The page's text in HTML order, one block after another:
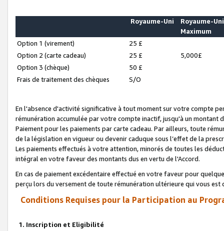
Royaume-Uni
Royaume-Uni
Maximum
Option 1 (virement)
25 £
Option 2 (carte cadeau)
25 £
5,000£
Option 3 (chèque)
50 £
Frais de traitement des chèques
S/O
En l'absence d'activité significative à tout moment sur votre compte
rémunération accumulée par votre compte inactif, jusqu'à un montant
Paiement pour les paiements par carte cadeau. Par ailleurs, toute
de la législation en vigueur ou devenir caduque sous l’effet de la
Les paiements effectués à votre attention, minorés de toutes les
intégral en votre faveur des montants dus en vertu de l'Accord.
En cas de paiement excédentaire effectué en votre faveur pour
perçu lors du versement de toute rémunération ultérieure qui vous est
Conditions Requises pour la Participation au
1. Inscription et Eligibilité